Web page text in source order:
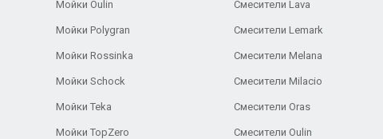
Мойки Oulin
Мойки Polygran
Мойки Rossinka
Мойки Schock
Мойки Teka
Мойки TopZero
Смесители Lava
Смесители Lemark
Смесители Melana
Смесители Milacio
Смесители Oras
Смесители Oulin